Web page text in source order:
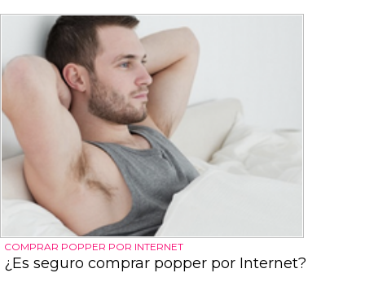
COMPRAR POPPER POR INTERNET
¿Es seguro comprar popper por Internet?